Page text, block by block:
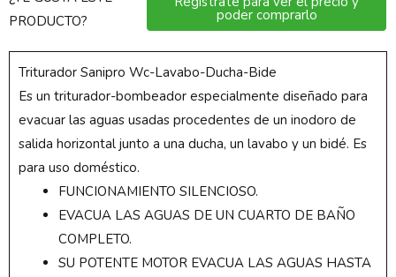
PRODUCTO?
poder comprarlo
Triturador Sanipro Wc-Lavabo-Ducha-Bide
Es un triturador-bombeador especialmente diseñado para
evacuar las aguas usadas procedentes de un inodoro de
salida horizontal junto a una ducha, un lavabo y un bidé. Es
para uso doméstico.
FUNCIONAMIENTO SILENCIOSO.
EVACUA LAS AGUAS DE UN CUARTO DE BAÑO
COMPLETO.
SU POTENTE MOTOR EVACUA LAS AGUAS HASTA